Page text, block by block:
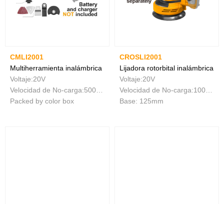
CMLI2001
Multiherramienta inalámbrica
Voltaje:20V
Packed by color box
CROSLI2001
Lijadora rotorbital inalámbrica
Voltaje:20V
Base: 125mm